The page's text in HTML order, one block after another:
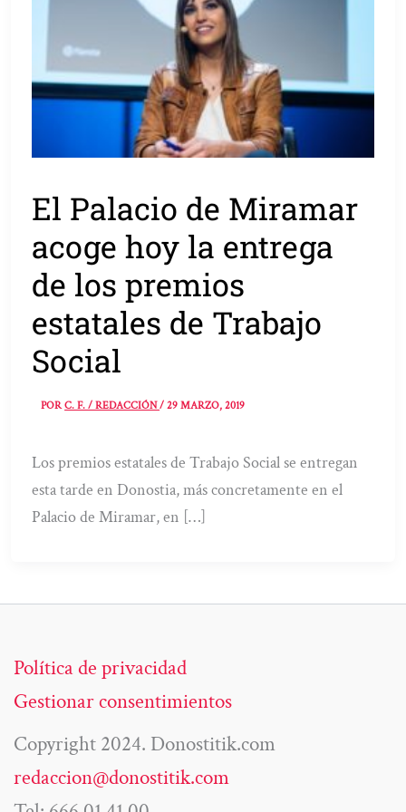
El Palacio de Miramar
acoge hoy la entrega
de los premios
estatales de Trabajo
Social
PORC. F. / REDACCIÓN/29 MARZO, 2019
Los premios estatales de Trabajo Social se entregan
esta tarde en Donostia, más concretamente en el
Palacio de Miramar, en […]
Política de privacidad
Gestionar consentimientos
Copyright 2024. Donostitik.com
redaccion@donostitik.com